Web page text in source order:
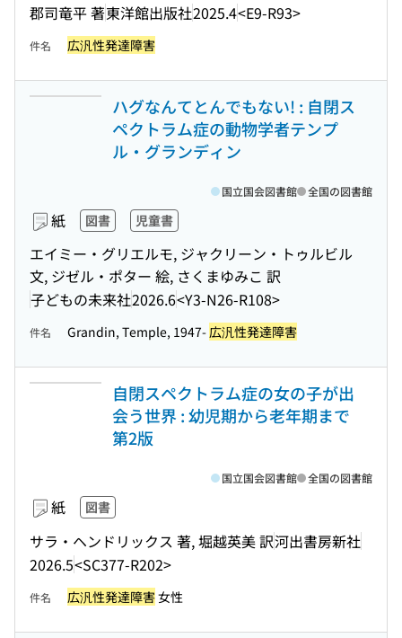
郡司竜平 著東洋館出版社2025.4<E9-R93>
件名 広汎性発達障害
ハグなんてとんでもない! : 自閉ス
ペクトラム症の動物学者テンプ
ル・グランディン
紙 図書 児童書
エイミー・グリエルモ, ジャクリーン・トゥルビル
文, ジゼル・ポター 絵, さくまゆみこ 訳
子どもの未来社2026.6<Y3-N26-R108>
国立国会図書館 全国の図書館
件名 Grandin, Temple, 1947-広汎性発達障害
自閉スペクトラム症の女の子が出
会う世界 : 幼児期から老年期まで
第2版
紙 図書
サラ・ヘンドリックス 著, 堀越英美 訳河出書房新社
2026.5<SC377-R202>
国立国会図書館 全国の図書館
件名 広汎性発達障害女性